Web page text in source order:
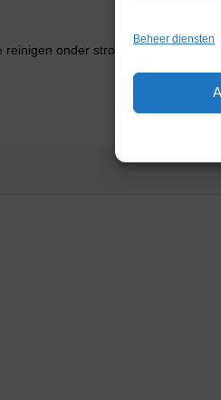
Beheer diensten
onder stromend water.